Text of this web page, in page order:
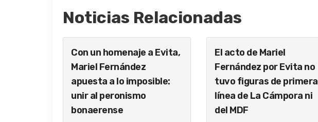
Noticias Relacionadas
Con un homenaje a Evita,
Mariel Fernández
apuesta a lo imposible:
unir al peronismo
bonaerense
El acto de Mariel
Fernández por Evita no
tuvo figuras de primera
línea de La Cámpora ni
del MDF